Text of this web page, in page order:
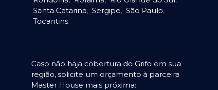
Santa Catarina, Sergipe, São Paulo,
Tocantins.
Caso não haja cobertura do Grifo em sua
região, solicite um orçamento à parceira
Master House mais próxima: